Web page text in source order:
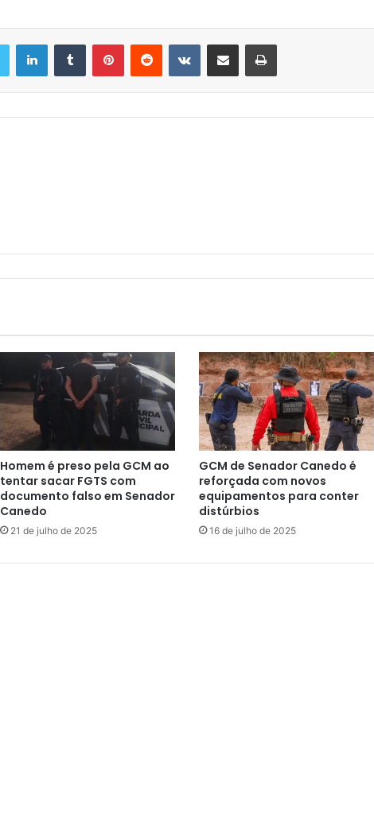
LinkedinTumblr PinterestReddit VK Compartilhar via e-mail Imprimir
Homem é preso pela GCM ao
tentar sacar FGTS com
documento falso em Senador
Canedo
21 de julho de 2025
GCM de Senador Canedo é
reforçada com novos
equipamentos para conter
distúrbios
16 de julho de 2025